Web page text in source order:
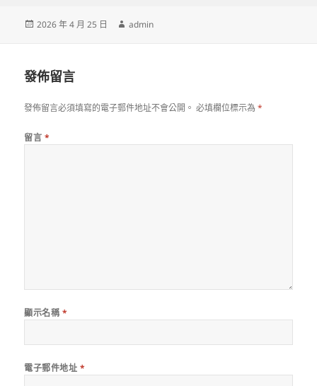
發
2026 年 4 月 25 日
作
admin
發佈留言
發佈留言必須填寫的電子郵件地址不會公開。 必填欄位標示為*
留言 *
顯示名稱 *
電子郵件地址 *